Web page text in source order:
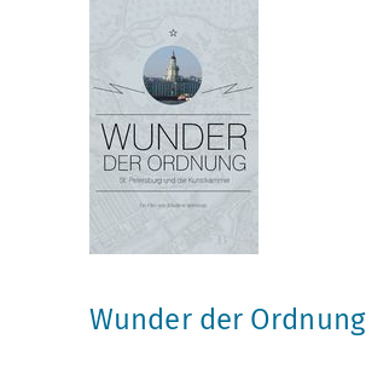
Wunder der Ordnung